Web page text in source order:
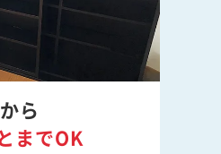
ら
までOK